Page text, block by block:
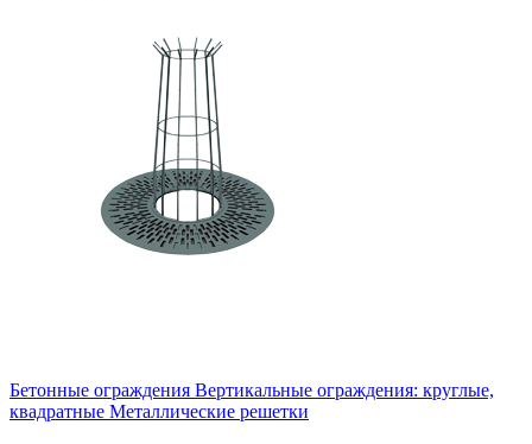
Бетонные ограждения Вертикальные ограждения: круглые,
квадратные Металлические решетки